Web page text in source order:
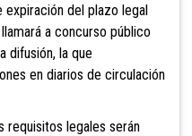
expiración del plazo legal
a concurso público
difusión, la que
en diarios de circulación
requisitos legales serán